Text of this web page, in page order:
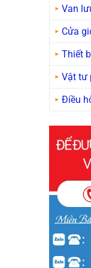
NAM
Van
Cửa
Thiết
Vật tư
Điều